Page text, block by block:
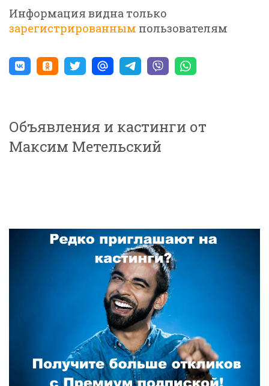
Информация видна только
зарегистрированным пользователям
Объявления и кастинги от
Максим Метельский